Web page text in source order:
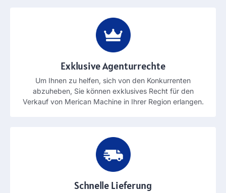
Exklusive Agenturrechte
Um Ihnen zu helfen, sich von den Konkurrenten
abzuheben, Sie können exklusives Recht für den
Verkauf von Merican Machine in Ihrer Region erlangen.
Schnelle Lieferung